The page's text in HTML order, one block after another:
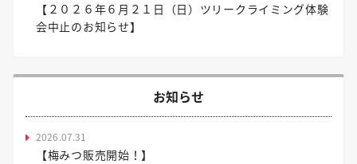
【２０２６年６月２１日（日）ツリークライミング体験
会中止のお知らせ】
お知らせ
2026.07.31
【梅みつ販売開始！】